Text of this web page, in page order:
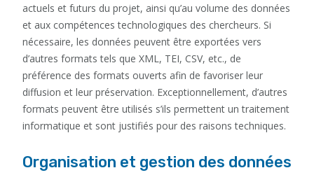
actuels et futurs du projet, ainsi qu’au volume des données
et aux compétences technologiques des chercheurs. Si
nécessaire, les données peuvent être exportées vers
d’autres formats tels que XML, TEI, CSV, etc., de
préférence des formats ouverts afin de favoriser leur
diffusion et leur préservation. Exceptionnellement, d’autres
formats peuvent être utilisés s’ils permettent un traitement
informatique et sont justifiés pour des raisons techniques.
Organisation et gestion des données